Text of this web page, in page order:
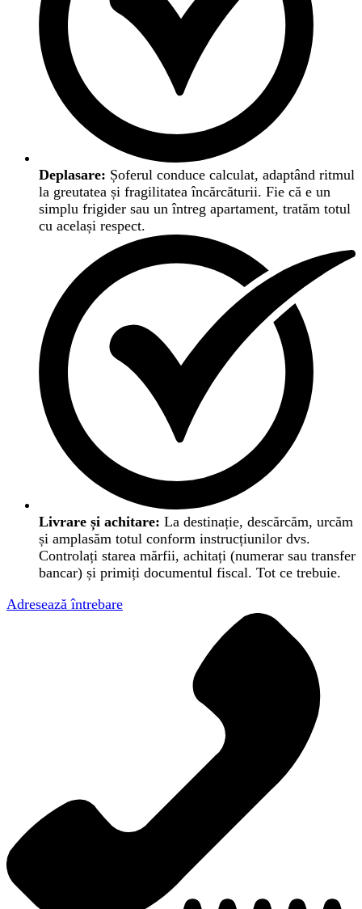
Deplasare: Șoferul conduce calculat, adaptând ritmul
la greutatea și fragilitatea încărcăturii. Fie că e un
simplu frigider sau un întreg apartament, tratăm totul
cu același respect.
Livrare și achitare: La destinație, descărcăm, urcăm
și amplasăm totul conform instrucțiunilor dvs.
Controlați starea mărfii, achitați (numerar sau transfer
bancar) și primiți documentul fiscal. Tot ce trebuie.
Adresează întrebare